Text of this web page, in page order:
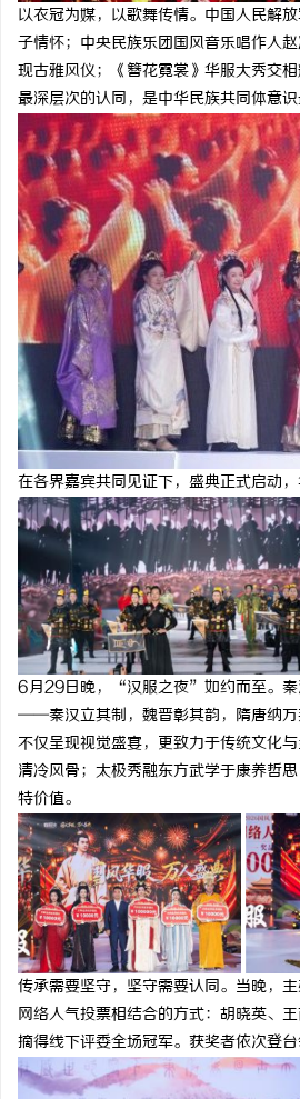
以衣冠为媒，以歌舞传情。中国人民解
子情怀；中央民族乐团国风音乐唱作人
现古雅风仪；《簪花霓裳》华服大秀交
最深层次的认同，是中华民族共同体意识
在各界嘉宾共同见证下，盛典正式启动
6月29日晚，“汉服之夜”如约而至。秦
——秦汉立其制，魏晋彰其韵，隋唐纳万
不仅呈现视觉盛宴，更致力于传统文化
清冷风骨；太极秀融东方武学于康养哲
特价值。
传承需要坚守，坚守需要认同。当晚，
网络人气投票相结合的方式：胡晓英、
摘得线下评委全场冠军。获奖者依次登